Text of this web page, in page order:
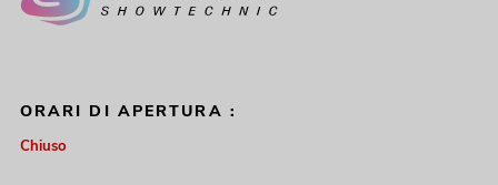
ORARI DI APERTURA :
Chiuso